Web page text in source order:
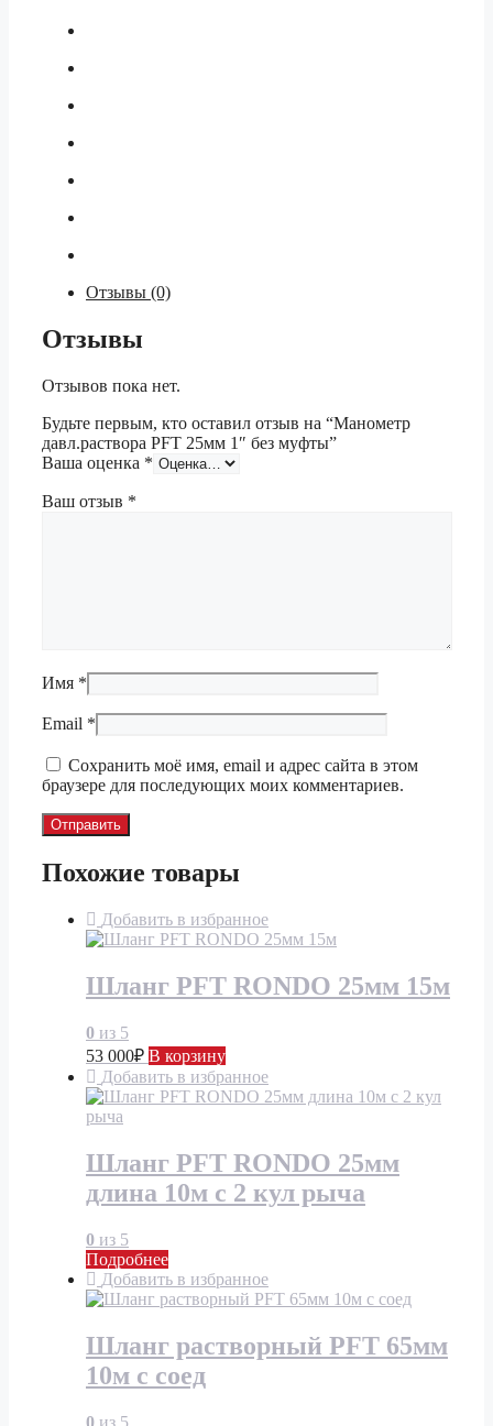
Отзывы (0)
Отзывы
Отзывов пока нет.
Будьте первым, кто оставил отзыв на “Манометр
давл.раствора PFT 25мм 1″ без муфты”
Ваша оценка *
Ваш отзыв *
Имя *
Email *
Сохранить моё имя, email и адрес сайта в этом
браузере для последующих моих комментариев.
Похожие товары
Добавить в избранное
Шланг PFT RONDO 25мм 15м
0 из 5
53 000₽ В корзину
Добавить в избранное
Шланг PFT RONDO 25мм
длина 10м с 2 кул рыча
0 из 5
Подробнее
Добавить в избранное
Шланг растворный PFT 65мм
10м с соед
0 из 5